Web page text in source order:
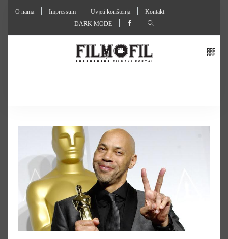
O nama Impressum Uvjeti korištenja
Kontakt
DARK MODE